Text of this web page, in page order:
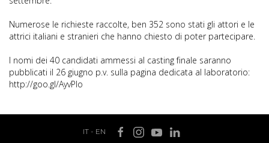
Numerose le richieste raccolte, ben 352 sono stati gli attori e le
attrici italiani e stranieri che hanno chiesto di poter partecipare.
I nomi dei 40 candidati ammessi al casting finale saranno
pubblicati il 26 giugno p.v. sulla pagina dedicata al laboratorio:
http://goo.gl/AyvPIo
IT- EN